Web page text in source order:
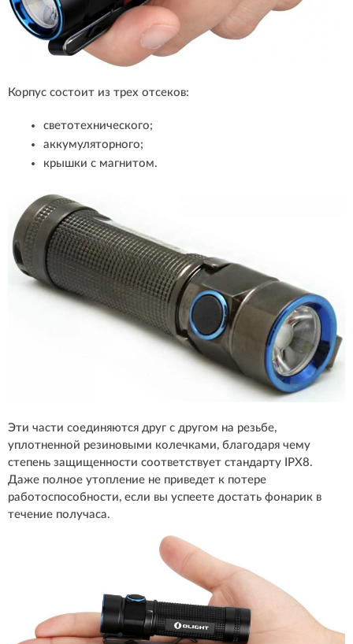
Корпус состоит из трех отсеков:
светотехнического;
аккумуляторного;
крышки с магнитом.
Эти части соединяются друг с другом на резьбе,
уплотненной резиновыми колечками, благодаря чему
степень защищенности соответствует стандарту IPX8.
Даже полное утопление не приведет к потере
работоспособности, если вы успеете достать фонарик в
течение получаса.